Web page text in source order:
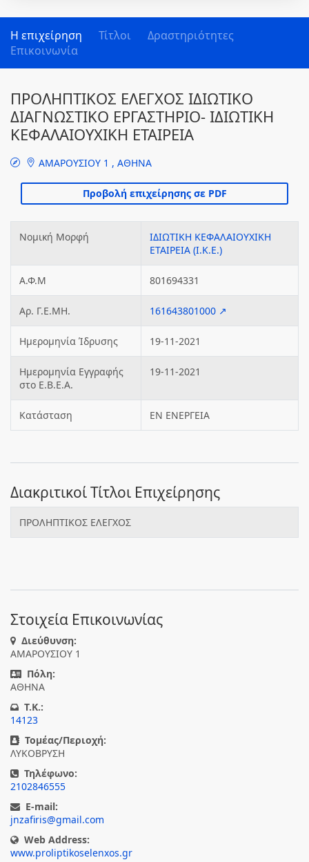
Η επιχείρηση Τίτλοι
Δραστηριότητες
Επικοινωνία
ΠΡΟΛΗΠΤΙΚΟΣ ΕΛΕΓΧΟΣ ΙΔΙΩΤΙΚΟ
ΔΙΑΓΝΩΣΤΙΚΟ ΕΡΓΑΣΤΗΡΙΟ- ΙΔΙΩΤΙΚΗ
ΚΕΦΑΛΑΙΟΥΧΙΚΗ ΕΤΑΙΡΕΙΑ
ΑΜΑΡΟΥΣΙΟΥ 1 , ΑΘΗΝΑ
Νομική Μορφή
ΙΔΙΩΤΙΚΗ ΚΕΦΑΛΑΙΟΥΧΙΚΗ
ΕΤΑΙΡΕΙΑ (Ι.Κ.Ε.)
Α.Φ.Μ 801694331
Αρ. Γ.Ε.ΜΗ. 161643801000 ↗
Ημερομηνία Ίδρυσης 19-11-2021
Ημερομηνία Εγγραφής
στο Ε.Β.Ε.Α.
19-11-2021
Κατάσταση ΕΝ ΕΝΕΡΓΕΙΑ
Διακριτικοί Τίτλοι Επιχείρησης
ΠΡΟΛΗΠΤΙΚΟΣ ΕΛΕΓΧΟΣ
Στοιχεία Επικοινωνίας
Διεύθυνση:
ΑΜΑΡΟΥΣΙΟΥ 1
Πόλη:
ΑΘΗΝΑ
T.K.:
14123
Τομέας/Περιοχή:
ΛΥΚΟΒΡΥΣΗ
Τηλέφωνο:
2102846555
E-mail:
jnzafiris@gmail.com
Web Address:
www.proliptikoselenxos.gr